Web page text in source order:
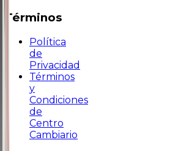
Términos
Política
de
Privacidad
Términos
y
Condiciones
de
Centro
Cambiario